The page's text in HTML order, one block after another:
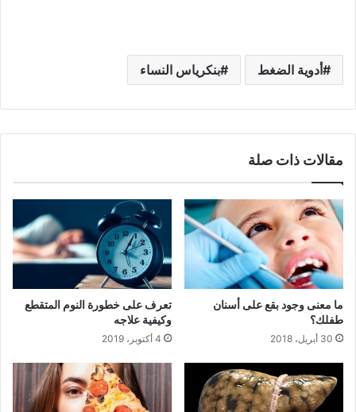
أدوية الضغط بنكرياس النساء
مقالات ذات صلة
ما معنى وجود بقع على أسنان
طفلك؟
30 أبريل، 2018
تعرف على خطورة النوم المتقطع
وكيفية علاجه
4 أكتوبر، 2019